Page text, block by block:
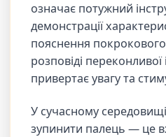
означає потужний
демонстрації
пояснення
розповіді переконливої
привертає увагу та
У сучасному
зупинити палець — це